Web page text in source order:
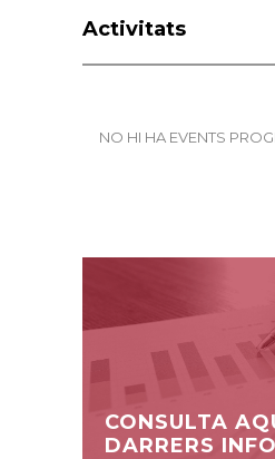
Activitats
NO HI HA EVENTS
CONSULTA
DARRERS